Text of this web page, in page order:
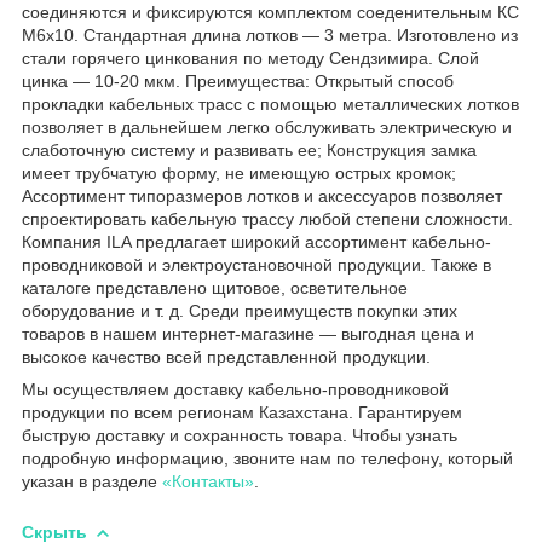
соединяются и фиксируются комплектом соеденительным КС
М6х10. Стандартная длина лотков — 3 метра. Изготовлено из
стали горячего цинкования по методу Сендзимира. Слой
цинка — 10-20 мкм. Преимущества: Открытый способ
прокладки кабельных трасс с помощью металлических лотков
позволяет в дальнейшем легко обслуживать электрическую и
слаботочную систему и развивать ее; Конструкция замка
имеет трубчатую форму, не имеющую острых кромок;
Ассортимент типоразмеров лотков и аксессуаров позволяет
спроектировать кабельную трассу любой степени сложности.
Компания ILA предлагает широкий ассортимент кабельно-
проводниковой и электроустановочной продукции. Также в
каталоге представлено щитовое, осветительное
оборудование и т. д. Среди преимуществ покупки этих
товаров в нашем интернет-магазине — выгодная цена и
высокое качество всей представленной продукции.
Мы осуществляем доставку кабельно-проводниковой
продукции по всем регионам Казахстана. Гарантируем
быструю доставку и сохранность товара. Чтобы узнать
подробную информацию, звоните нам по телефону, который
указан в разделе «Контакты»
Скрыть